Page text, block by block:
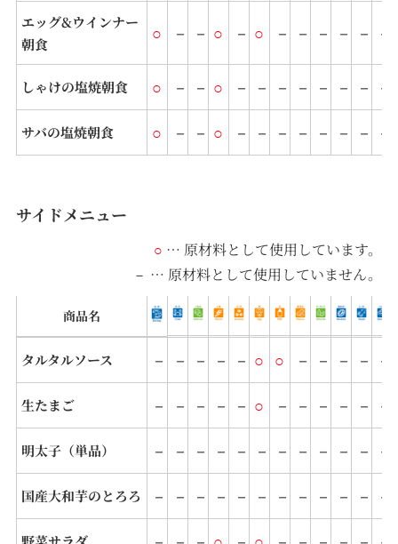
エッグ&ウインナー
朝食
○ － － ○ － ○ － － － － － －
しゃけの塩焼朝食 ○ － － ○ － － － － － － － －
サバの塩焼朝食 ○ － － ○ － － － － － － － －
サイドメニュー
○ … 原材料として使⽤しています。
－ … 原材料として使⽤していません。
商品名
タルタルソース － － － － － ○ ○ － － － － －
生たまご － － － － － ○ － － － － － －
明太子（単品） － － － － － － － － － － － －
国産大和芋のとろろ － － － － － － － － － － － －